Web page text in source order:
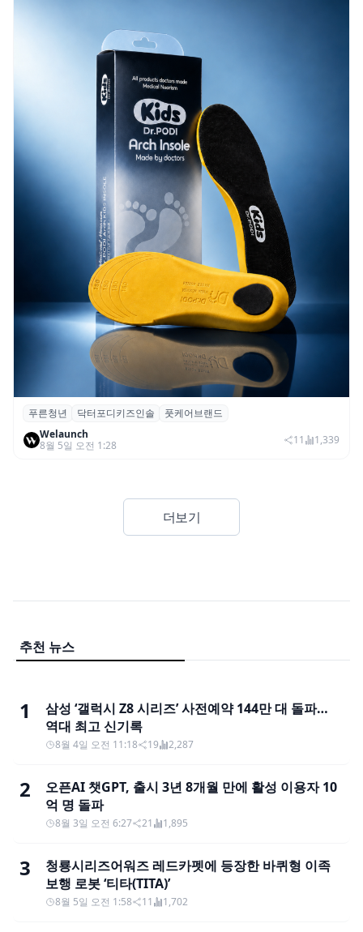
푸른청년, 성장기 아동 발 건강 위한 ‘닥터포
디 키즈 인솔’ 출시
푸른청년 닥터포디키즈인솔
풋케어브랜드
Welaunch
8월 5일 오전 1:28
11 1,339
더보기
추천 뉴스
1
삼성 ‘갤럭시 Z8 시리즈’ 사전예약 144만 대 돌파…
역대 최고 신기록
8월 4일 오전 11:18 19 2,287
2
오픈AI 챗GPT, 출시 3년 8개월 만에 활성 이용자 10
억 명 돌파
8월 3일 오전 6:27 21 1,895
3
청룡시리즈어워즈 레드카펫에 등장한 바퀴형 이족
보행 로봇 ‘티타(TITA)’
8월 5일 오전 1:58 11 1,702